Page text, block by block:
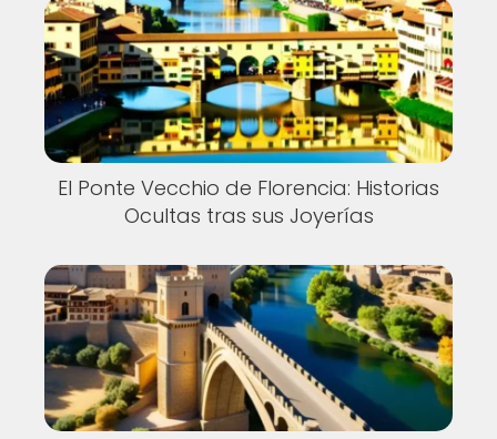
El Ponte Vecchio de Florencia: Historias
Ocultas tras sus Joyerías